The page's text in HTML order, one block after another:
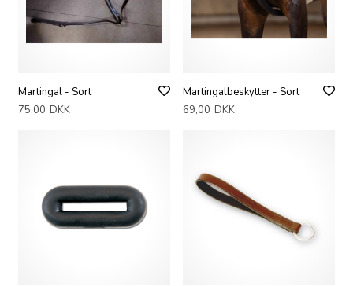
Martingal - Sort
75,00 DKK
Martingalbeskytter - Sort
69,00 DKK